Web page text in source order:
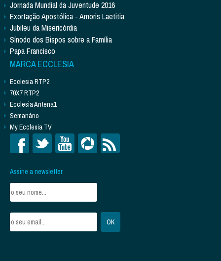
Jornada Mundial da Juventude 2016
Exortação Apostólica - Amoris Laetitia
Jubileu da Misericórdia
Sínodo dos Bispos sobre a Família
Papa Francisco
MARCA ECCLESIA
Ecclesia RTP2
70X7 RTP2
Ecclesia Antena1
Semanário
My Ecclesia TV
Assine a newsletter